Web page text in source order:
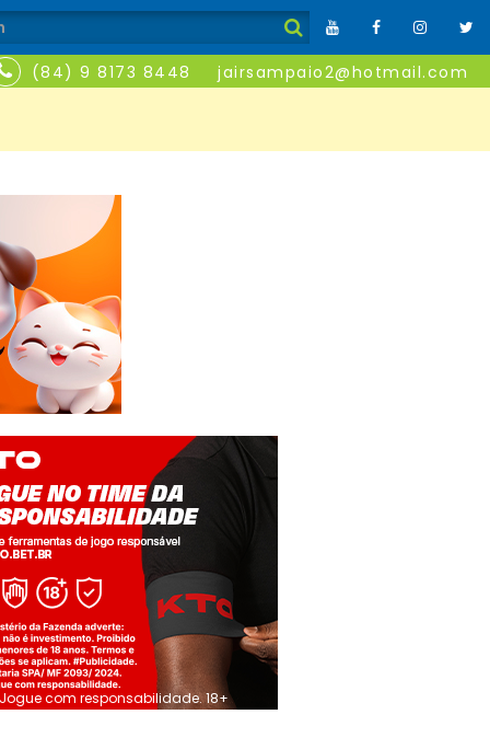
(84) 9 8173 8448 jairsampaio2@hotmail.com
Jogue com responsabilidade. 18+